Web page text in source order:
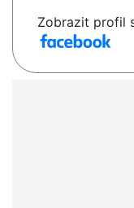
Zobrazit profil